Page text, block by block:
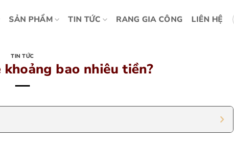
SẢN PHẨM TIN TỨC RANG GIA CÔNG LIÊN HỆ
TIN TỨC
khoảng bao nhiêu tiền?